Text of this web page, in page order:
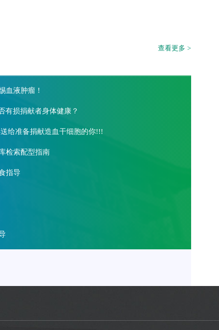
查看更多 >
血液肿瘤！
有损捐献者身体健康？
给准备捐献造血干细胞的你!!!
检索配型指南
指导